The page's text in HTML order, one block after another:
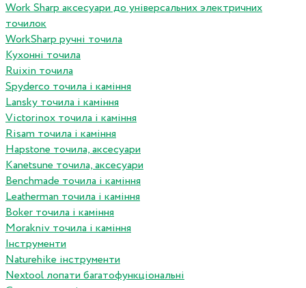
Work Sharp аксесуари до унiверсальних электричних
точилок
WorkSharp ручні точила
Кухонні точила
Ruixin точила
Spyderco точила і каміння
Lansky точила і каміння
Victorinox точила і каміння
Risam точила і каміння
Hapstone точила, аксесуари
Kanetsune точила, аксесуари
Benchmade точила і каміння
Leatherman точила і каміння
Boker точила і каміння
Morakniv точила і каміння
Інструменти
Naturehike інструменти
Nextool лопати багатофункціональні